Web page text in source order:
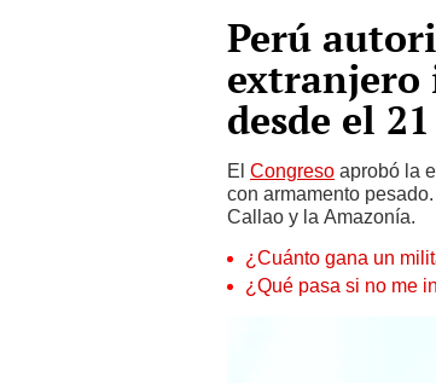
Perú
extranjero
desde el
El Congreso aprobó la
con armamento
Callao y la Amazonía.
¿Cuánto gana un
¿Qué pasa si no me